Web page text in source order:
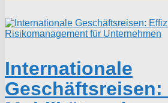
Internationale